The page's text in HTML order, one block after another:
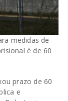
medidas de
é de 60
prazo de 60
e